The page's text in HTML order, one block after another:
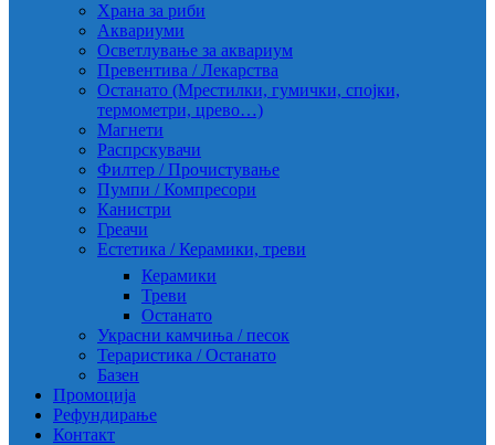
Храна за риби
Аквариуми
Осветлување за аквариум
Превентива / Лекарства
Останато (Мрестилки, гумички, спојки,
термометри, црево…)
Магнети
Распрскувачи
Филтер / Прочистување
Пумпи / Компресори
Канистри
Греачи
Естетика / Керамики, треви
Керамики
Треви
Останато
Украсни камчиња / песок
Тераристика / Останато
Базен
Промоција
Рефундирање
Контакт